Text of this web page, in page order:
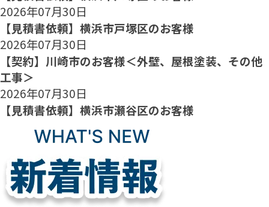
2026年07月30日
【見積書依頼】横浜市戸塚区のお客様
2026年07月30日
【契約】川崎市のお客様＜外壁、屋根塗装、その他
工事＞
2026年07月30日
【見積書依頼】横浜市瀬谷区のお客様